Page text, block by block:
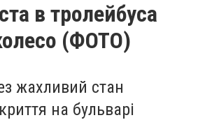
в тролейбуса
(ФОТО)
жахливий стан
на бульварі